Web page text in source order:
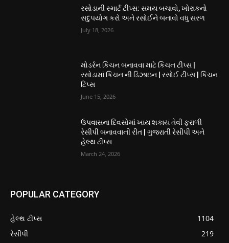
રસોડાની સ્માર્ટ ટીપ્સ: સમય બચાવો, ખોરાકનો
સદુપયોગ કરો અને રસોઈને બનાવો વધુ સરળ
July 18, 2026
મોડર્રન કિચન બનાવવા માટે કિચન ટીપ્સ |
રસોડામાં કિચન ની ડિઝાઇન | રસોઈ ટીપ્સ | કિચન
ટિપ્સ
June 15, 2026
ઉપવાસના દિવસોમાં ખાય શકાય તેવી ફરાળી
રેસીપી બનાવવાની રીત | ગુજરાતી રેસીપી અને
હેલ્થ ટીપ્સ
March 24, 2026
POPULAR CATEGORY
હેલ્થ ટીપ્સ
1104
રેસીપી
219